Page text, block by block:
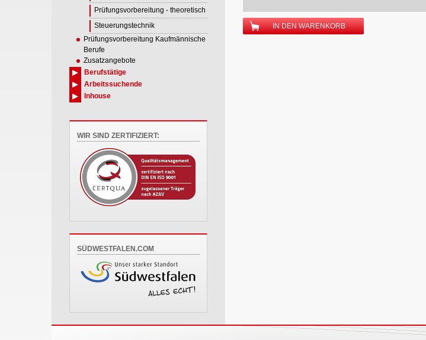
IN DEN WARENKORB
Prüfungsvorbereitung - theoretisch
Steuerungstechnik
Prüfungsvorbereitung Kaufmännische
Berufe
Zusatzangebote
Berufstätige
Arbeitssuchende
Inhouse
WIR SIND ZERTIFIZIERT:
SÜDWESTFALEN.COM